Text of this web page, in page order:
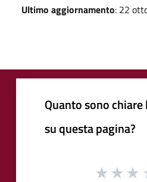
Ultimo aggiornamento: 22
Quanto sono
su questa pagina?